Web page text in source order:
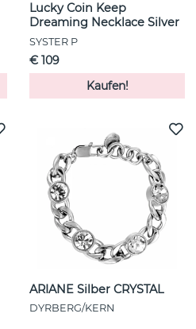
Lucky Coin Keep
Dreaming Necklace Silver
SYSTER P
€ 109
Kaufen!
ARIANE Silber CRYSTAL
DYRBERG/KERN